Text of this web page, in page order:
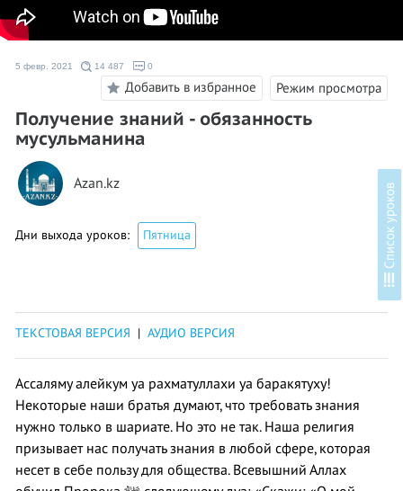
5 февр. 2021 14 487 0
Добавить в избранное Режим просмотра
Получение знаний - обязанность
мусульманина
Azan.kz
Дни выхода уроков: Пятница в
ТЕКСТОВАЯ ВЕРСИЯ | АУДИО ВЕРСИЯ
Ассаляму алейкум уа рахматуллахи уа баракятуху!
Некоторые наши братья думают, что требовать знания
нужно только в шариате. Но это не так. Наша религия
призывает нас получать знания в любой сфере, которая
несет в себе пользу для общества. Всевышний Аллах